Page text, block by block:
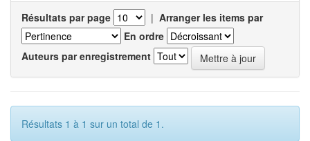
Résultats par page | Arranger les items par
En ordre
Auteurs par enregistrement
Résultats 1 à 1 sur un total de 1.